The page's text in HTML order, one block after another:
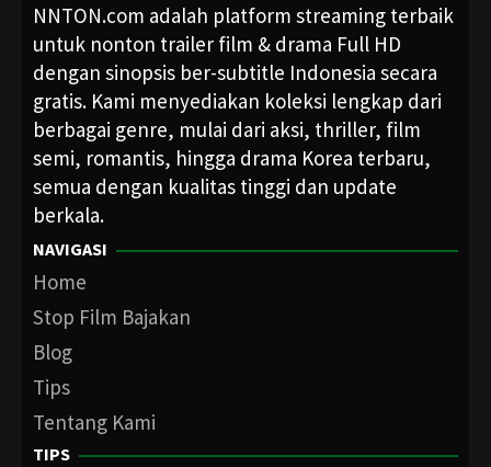
NNTON.com adalah platform streaming terbaik
untuk nonton trailer film & drama Full HD
dengan sinopsis ber-subtitle Indonesia secara
gratis. Kami menyediakan koleksi lengkap dari
berbagai genre, mulai dari aksi, thriller, film
semi, romantis, hingga drama Korea terbaru,
semua dengan kualitas tinggi dan update
berkala.
NAVIGASI
Home
Stop Film Bajakan
Blog
Tips
Tentang Kami
TIPS